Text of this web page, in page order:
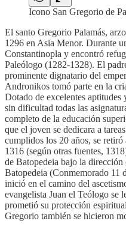
Icono San Gregorio de
El santo Gregorio Palamás,
1296 en Asia Menor. Durante
Constantinopla y encontró
Paleólogo (1282-1328). El
prominente dignatario del
Andronikos tomó parte en la
Dotado de excelentes
sin dificultad todas las
completo de la educación
que el joven se dedicara a
cumplidos los 20 años, se
1316 (según otras fuentes,
de Batopedeia bajo la
Batopedeia (Conmemorado 11
inició en el camino del
evangelista Juan el Teólogo se
prometió su protección
Gregorio también se hicieron